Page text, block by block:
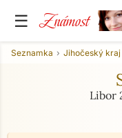
☰ Známost
Seznamka Jihočeský kraj
Libor